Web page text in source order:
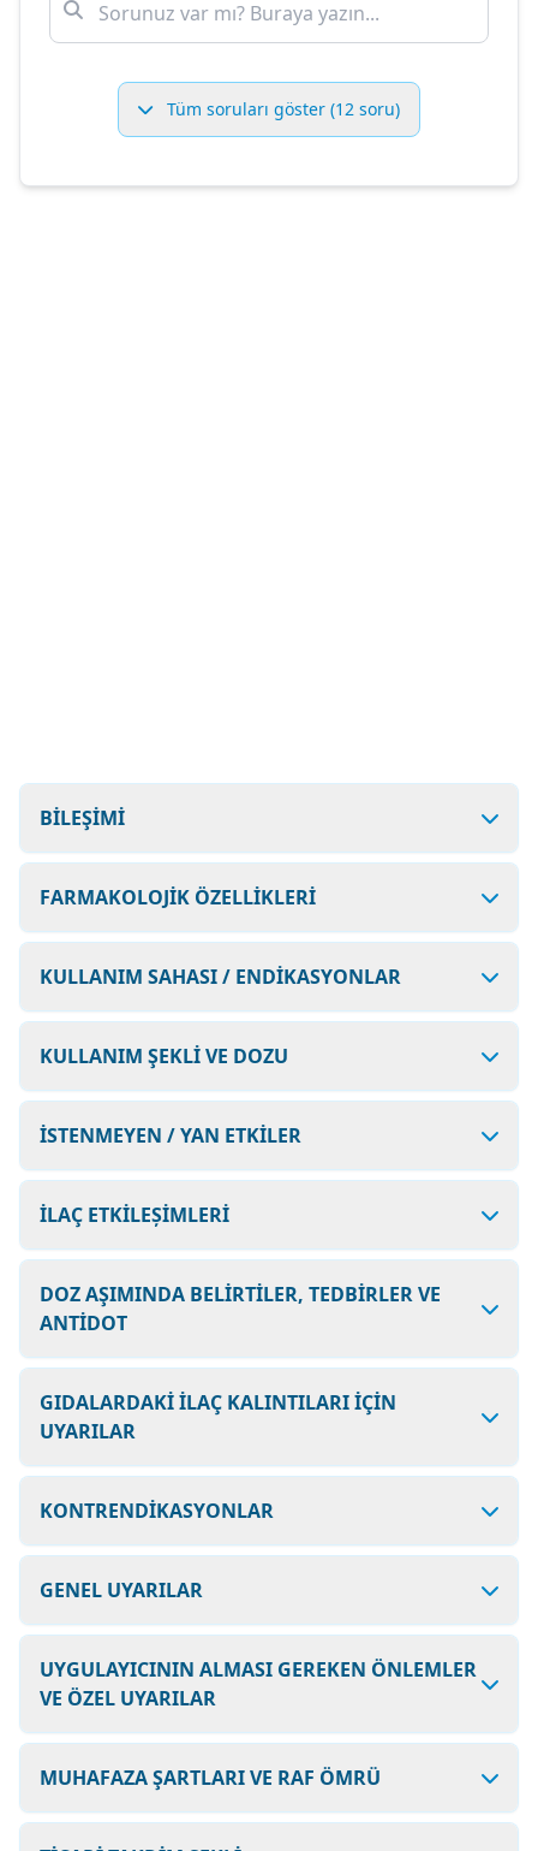
Tüm soruları göster (12 soru)
BİLEŞİMİ
FARMAKOLOJİK ÖZELLİKLERİ
KULLANIM SAHASI / ENDİKASYONLAR
KULLANIM ŞEKLİ VE DOZU
İSTENMEYEN / YAN ETKİLER
İLAÇ ETKİLEȘİMLERİ
DOZ AŞIMINDA BELİRTİLER, TEDBİRLER VE
ANTİDOT
GIDALARDAKİ İLAÇ KALINTILARI İÇİN
UYARILAR
KONTRENDİKASYONLAR
GENEL UYARILAR
UYGULAYICININ ALMASI GEREKEN ÖNLEMLER
VE ÖZEL UYARILAR
MUHAFAZA ŞARTLARI VE RAF ÖMRÜ